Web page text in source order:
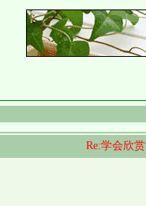
Re:学会欣赏